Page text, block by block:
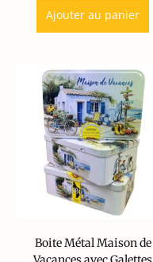
Ajouter au panier
Boite Métal Maison de